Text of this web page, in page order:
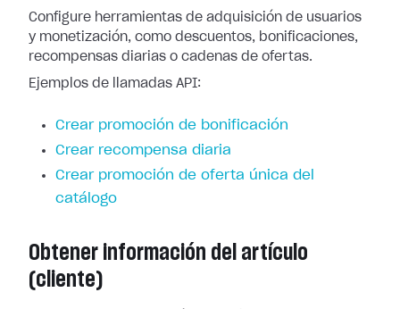
Configure herramientas de adquisición de usuarios
y monetización, como descuentos, bonificaciones,
recompensas diarias o cadenas de ofertas.
Ejemplos de llamadas API:
Crear promoción de bonificación
Crear recompensa diaria
Crear promoción de oferta única del
catálogo
Obtener información del artículo
(cliente)